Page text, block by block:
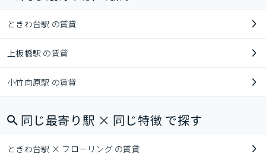
ときわ台駅 の賃貸
上板橋駅 の賃貸
小竹向原駅 の賃貸
同じ最寄り駅 × 同じ特徴 で探す
ときわ台駅 × フローリング の賃貸